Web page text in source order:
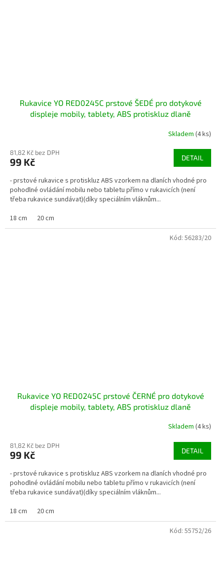
Rukavice YO RED0245C prstové ŠEDÉ pro dotykové
displeje mobily, tablety, ABS protiskluz dlaně
Skladem (4 ks)
81,82 Kč bez DPH
99 Kč DETAIL
- prstové rukavice s protiskluz ABS vzorkem na dlaních vhodné pro
pohodlné ovládání mobilu nebo tabletu přímo v rukavicích (není
třeba rukavice sundávat)(díky speciálním vláknům...
18 cm
20 cm
Rukavice YO RED0245C prstové ČERNÉ pro dotykové
displeje mobily, tablety, ABS protiskluz dlaně
Skladem (4 ks)
81,82 Kč bez DPH
99 Kč DETAIL
- prstové rukavice s protiskluz ABS vzorkem na dlaních vhodné pro
pohodlné ovládání mobilu nebo tabletu přímo v rukavicích (není
třeba rukavice sundávat)(díky speciálním vláknům...
18 cm
20 cm
Kód: 56283/20
Kód: 55752/26